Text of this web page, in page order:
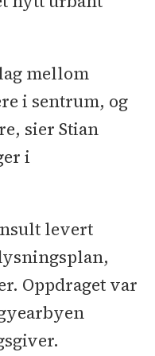
mellom
i sentrum, og
sier Stian
i
levert
Oppdraget var